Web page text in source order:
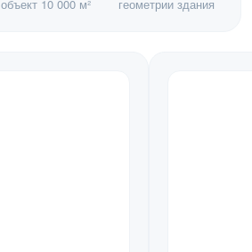
объект 10 000 м² геометрии здания